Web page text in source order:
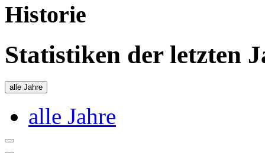
Historie
Statistiken der letzten
alle Jahre
alle Jahre